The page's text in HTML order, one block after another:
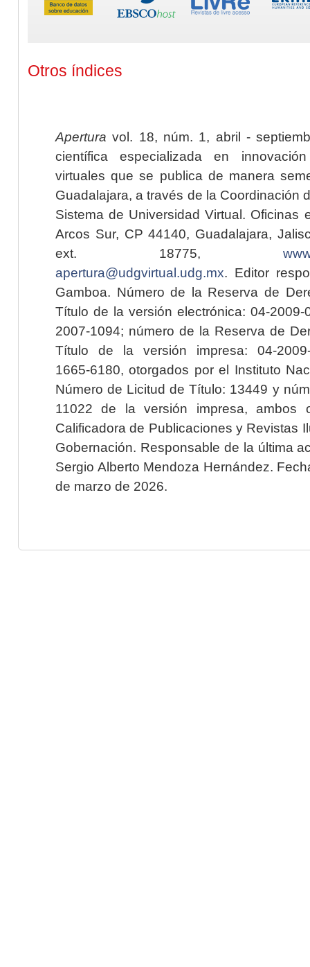
Otros índices
Apertura vol. 18, núm. 1, abril -
científica especializada en
virtuales que se publica de manera
Guadalajara, a través de la Coordinación
Sistema de Universidad Virtual. Oficinas
Arcos Sur, CP 44140, Guadalajara,
ext. 18775,
apertura@udgvirtual.udg.mx. Editor
Gamboa. Número de la Reserva de
Título de la versión electrónica: 04-2009-
2007-1094; número de la Reserva de
Título de la versión impresa: 04-2009-
1665-6180, otorgados por el Instituto
Número de Licitud de Título: 13449 y
11022 de la versión impresa, ambos
Calificadora de Publicaciones y Revistas
Gobernación. Responsable de la última
Sergio Alberto Mendoza Hernández.
de marzo de 2026.